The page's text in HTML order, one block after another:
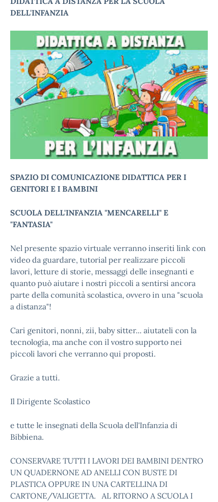
DELL'INFANZIA
SPAZIO DI COMUNICAZIONE DIDATTICA PER I
GENITORI E I BAMBINI
SCUOLA DELL'INFANZIA "MENCARELLI" E
"FANTASIA"
Nel presente spazio virtuale verranno inseriti link con
video da guardare, tutorial per realizzare piccoli
lavori, letture di storie, messaggi delle insegnanti e
quanto può aiutare i nostri piccoli a sentirsi ancora
parte della comunità scolastica, ovvero in una "scuola
a distanza"!
Cari genitori, nonni, zii, baby sitter... aiutateli con la
tecnologia, ma anche con il vostro supporto nei
piccoli lavori che verranno qui proposti.
Grazie a tutti.
Il Dirigente Scolastico
e tutte le insegnati della Scuola dell'Infanzia di
Bibbiena.
CONSERVARE TUTTI I LAVORI DEI BAMBINI DENTRO
UN QUADERNONE AD ANELLI CON BUSTE DI
PLASTICA OPPURE IN UNA CARTELLINA DI
CARTONE/VALIGETTA. AL RITORNO A SCUOLA I